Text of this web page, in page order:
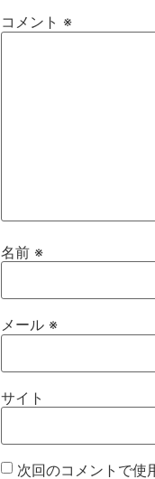
コメント ※
名前 ※
メール ※
サイト
次回のコメントで使